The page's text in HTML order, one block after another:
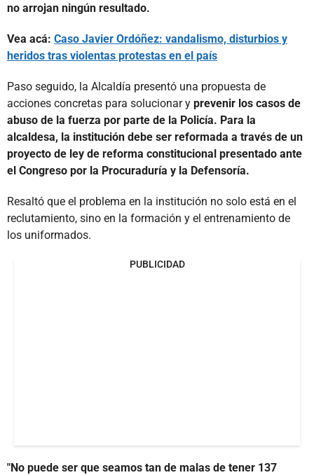
no arrojan ningún resultado.
Vea acá: Caso Javier Ordóñez: vandalismo, disturbios y
heridos tras violentas protestas en el país
Paso seguido, la Alcaldía presentó una propuesta de
acciones concretas para solucionar y prevenir los casos de
abuso de la fuerza por parte de la Policía. Para la
alcaldesa, la institución debe ser reformada a través de un
proyecto de ley de reforma constitucional presentado ante
el Congreso por la Procuraduría y la Defensoría.
Resaltó que el problema en la institución no solo está en el
reclutamiento, sino en la formación y el entrenamiento de
los uniformados.
PUBLICIDAD
"No puede ser que seamos tan de malas de tener 137